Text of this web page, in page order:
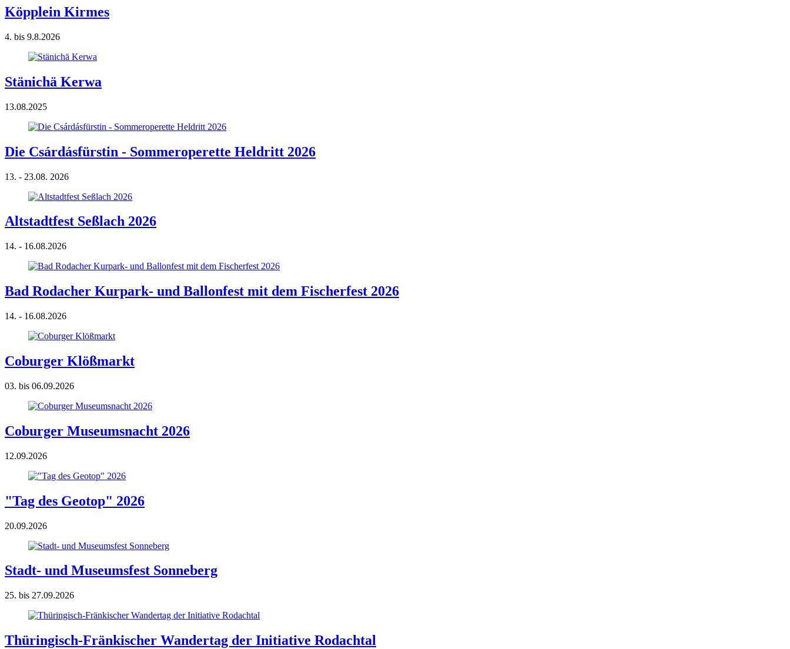
Köpplein Kirmes
4. bis 9.8.2026
Stänichä Kerwa
13.08.2025
Die Csárdásfürstin - Sommeroperette Heldritt 2026
13. - 23.08. 2026
Altstadtfest Seßlach 2026
14. - 16.08.2026
Bad Rodacher Kurpark- und Ballonfest mit dem Fischerfest 2026
14. - 16.08.2026
Coburger Klößmarkt
03. bis 06.09.2026
Coburger Museumsnacht 2026
12.09.2026
"Tag des Geotop" 2026
20.09.2026
Stadt- und Museumsfest Sonneberg
25. bis 27.09.2026
Thüringisch-Fränkischer Wandertag der Initiative Rodachtal